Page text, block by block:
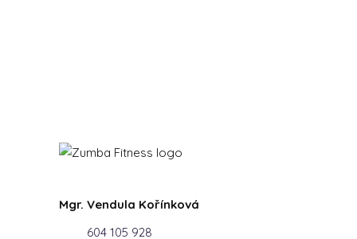
Mgr. Vendula Kořínková
604 105 928